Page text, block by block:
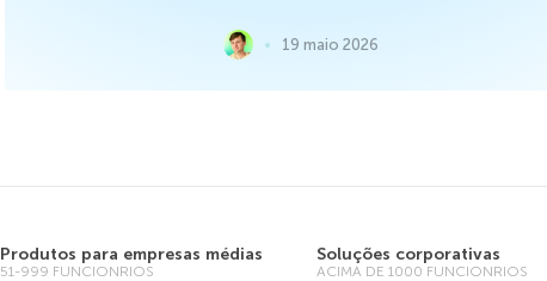
19 maio 2026
Produtos para empresas médias
51-999 FUNCIONRIOS
Soluções corporativas
ACIMA DE 1000 FUNCIONRIOS